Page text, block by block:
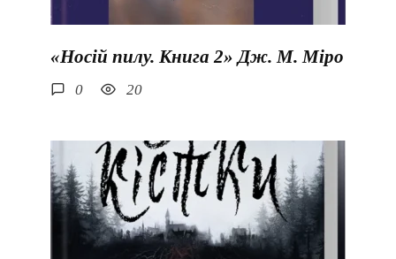
«Носій пилу. Книга 2» Дж. М. Міро
0 20